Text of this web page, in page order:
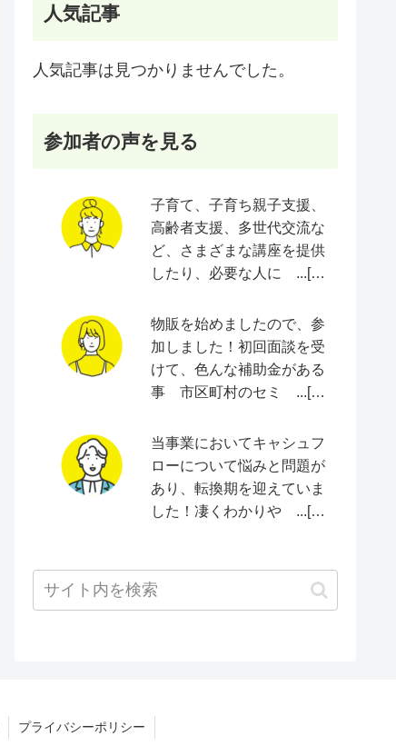
人気記事
人気記事は見つかりませんでした。
参加者の声を見る
子育て、子育ち親子支援、
高齢者支援、多世代交流な
ど、さまざまな講座を提供
したり、必要な人に ...[続
物販を始めましたので、参
加しました！初回面談を受
けて、色んな補助金がある
事 市区町村のセミ ...[続
当事業においてキャシュフ
ローについて悩みと問題が
あり、転換期を迎えていま
した！凄くわかりや ...[続
プライバシーポリシー